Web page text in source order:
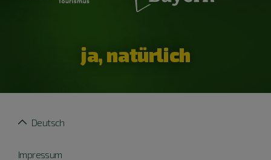
ja, natürlich
Impressum
Deutsch